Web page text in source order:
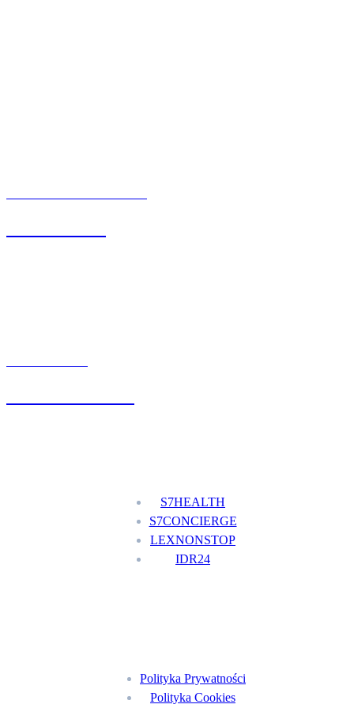
S7HEALTH
S7CONCIERGE
LEXNONSTOP
IDR24
Polityka Prywatności
Polityka Cookies